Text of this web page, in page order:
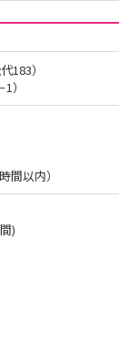
183）
）
間以内）
)